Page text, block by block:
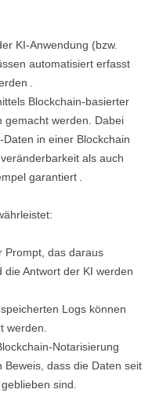
KI‑Anwendung (bzw.
automatisiert erfasst
.
Blockchain‑basierter
gemacht werden. Dabei
in einer Blockchain
als auch
garantiert .
Prompt, das daraus
Antwort der KI werden
Logs können
werden.
dass die Daten seit
sind.